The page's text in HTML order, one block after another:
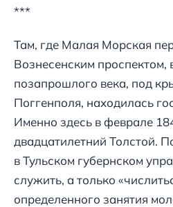
***
Там, где Малая Морская
Вознесенским проспектом,
позапрошлого века, под
Поггенполя, находилась
Именно здесь в феврале
двадцатилетний Толстой.
в Тульском губернском
служить, а только
определенного занятия